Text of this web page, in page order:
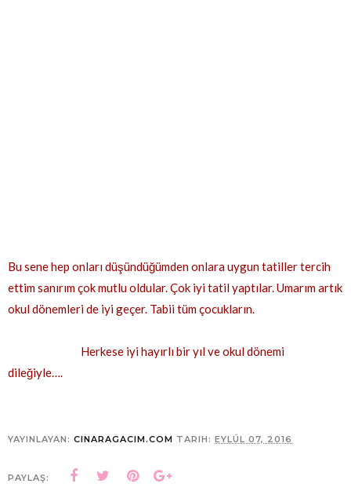
Bu sene hep onları düşündüğümden onlara uygun tatiller tercih
ettim sanırım çok mutlu oldular. Çok iyi tatil yaptılar. Umarım artık
okul dönemleri de iyi geçer. Tabii tüm çocukların.
Herkese iyi hayırlı bir yıl ve okul dönemi
dileğiyle….
YAYINLAYAN: CINARAGACIM.COM TARIH: EYLÜL 07, 2016
PAYLAŞ: